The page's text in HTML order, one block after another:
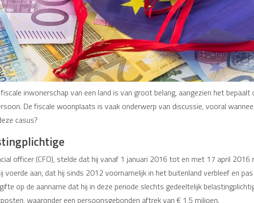
inwonerschap van een land is van groot belang, aangezien het
De fiscale woonplaats is vaak onderwerp van discussie, vooral
casus?
officer (CFO), stelde dat hij vanaf 1 januari 2016 tot en met 17 april
voerde aan, dat hij sinds 2012 voornamelijk in het buitenland verbleef en
op de aanname dat hij in deze periode slechts gedeeltelijk
waaronder een persoonsgebonden aftrek van € 1,5 miljoen.